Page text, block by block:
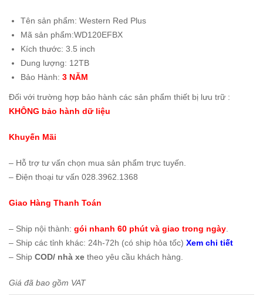
Tên sản phẩm: Western Red Plus
Mã sản phẩm:WD120EFBX
Kích thước: 3.5 inch
Dung lượng: 12TB
Bảo Hành: 3 NĂM
Đối với trường hợp bảo hành các sản phẩm thiết bị lưu trữ :
KHÔNG bảo hành dữ liệu
Khuyến Mãi
– Hỗ trợ tư vấn chọn mua sản phẩm trực tuyến.
– Điện thoại tư vấn 028.3962.1368
Giao Hàng Thanh Toán
– Ship nội thành: gói nhanh 60 phút và giao trong ngày
– Ship các tỉnh khác: 24h-72h (có ship hỏa tốc) Xem chi tiết
– Ship COD/ nhà xe theo yêu cầu khách hàng.
Giá đã bao gồm VAT